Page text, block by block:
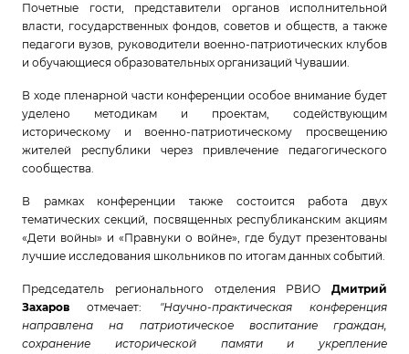
Почетные гости, представители органов исполнительной
власти, государственных фондов, советов и обществ, а также
педагоги вузов, руководители военно-патриотических клубов
и обучающиеся образовательных организаций Чувашии.
В ходе пленарной части конференции особое внимание будет
уделено методикам и проектам, содействующим
историческому и военно-патриотическому просвещению
жителей республики через привлечение педагогического
сообщества.
В рамках конференции также состоится работа двух
тематических секций, посвященных республиканским акциям
«Дети войны» и «Правнуки о войне», где будут презентованы
лучшие исследования школьников по итогам данных событий.
Председатель регионального отделения РВИО Дмитрий
Захаров отмечает: "Научно-практическая конференция
направлена на патриотическое воспитание граждан,
сохранение исторической памяти и укрепление